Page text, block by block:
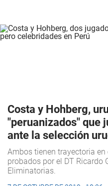
Costa y Hohberg,
"peruanizados" que
ante la selección
Ambos tienen trayectoria
probados por el DT Ricardo
Eliminatorias.